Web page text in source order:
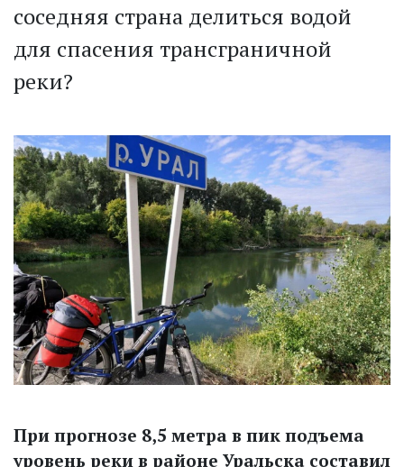
соседняя страна делиться водой
для спасения трансграничной
реки?
При прогнозе 8,5 метра в пик подъема
уровень реки в районе Уральска составил